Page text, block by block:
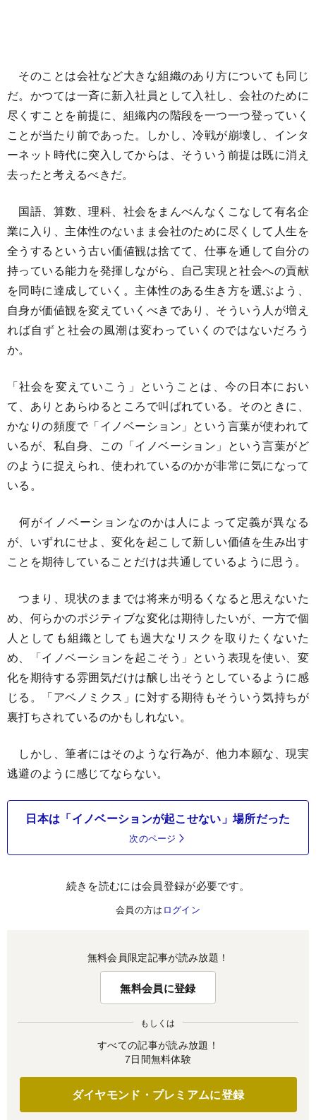
そのことは会社など大きな組織のあり方についても同じ
だ。かつては一斉に新入社員として入社し、会社のために
尽くすことを前提に、組織内の階段を一つ一つ登っていく
ことが当たり前であった。しかし、冷戦が崩壊し、インタ
ーネット時代に突入してからは、そういう前提は既に消え
去ったと考えるべきだ。
国語、算数、理科、社会をまんべんなくこなして有名企
業に入り、主体性のないまま会社のために尽くして人生を
全うするという古い価値観は捨てて、仕事を通して自分の
持っている能力を発揮しながら、自己実現と社会への貢献
を同時に達成していく。主体性のある生き方を選ぶよう、
自身が価値観を変えていくべきであり、そういう人が増え
れば自ずと社会の風潮は変わっていくのではないだろう
か。
「社会を変えていこう」ということは、今の日本におい
て、ありとあらゆるところで叫ばれている。そのときに、
かなりの頻度で「イノベーション」という言葉が使われて
いるが、私自身、この「イノベーション」という言葉がど
のように捉えられ、使われているのかが非常に気になって
いる。
何がイノベーションなのかは人によって定義が異なる
が、いずれにせよ、変化を起こして新しい価値を生み出す
ことを期待していることだけは共通しているように思う。
つまり、現状のままでは将来が明るくなると思えないた
め、何らかのポジティブな変化は期待したいが、一方で個
人としても組織としても過大なリスクを取りたくないた
め、「イノベーションを起こそう」という表現を使い、変
化を期待する雰囲気だけは醸し出そうとしているように感
じる。「アベノミクス」に対する期待もそういう気持ちが
裏打ちされているのかもしれない。
しかし、筆者にはそのような行為が、他力本願な、現実
逃避のように感じてならない。
日本は「イノベーションが起こせない」場所だった
次のページ
続きを読むには会員登録が必要です。
会員の方は ログイン
無料会員限定記事が読み放題！
無料会員に登録
もしくは
すべての記事が読み放題！
7日間無料体験
ダイヤモンド・プレミアムに登録